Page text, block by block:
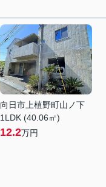
向日市上植野町山ノ下
1LDK (40.06㎡)
12.2万円